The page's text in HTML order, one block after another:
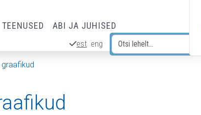
TEENUSED ABI JA JUHISED
est eng